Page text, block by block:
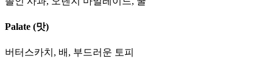
Palate (맛)
버터스카치, 배, 부드러운 토피